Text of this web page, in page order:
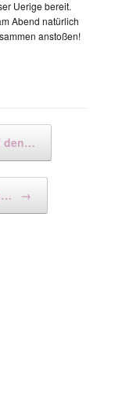
Uerige bereit.
Abend natürlich
anstoßen!
den…
→